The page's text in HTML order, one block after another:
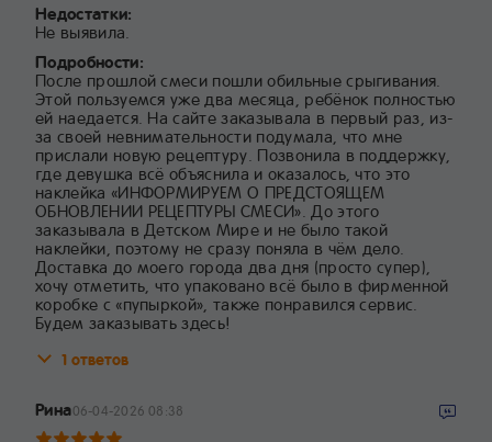
Недостатки:
Не выявила.
Подробности:
После прошлой смеси пошли обильные срыгивания.
Этой пользуемся уже два месяца, ребёнок полностью
ей наедается. На сайте заказывала в первый раз, из-
за своей невнимательности подумала, что мне
прислали новую рецептуру. Позвонила в поддержку,
где девушка всё объяснила и оказалось, что это
наклейка «ИНФОРМИРУЕМ О ПРЕДСТОЯЩЕМ
ОБНОВЛЕНИИ РЕЦЕПТУРЫ СМЕСИ». До этого
заказывала в Детском Мире и не было такой
наклейки, поэтому не сразу поняла в чём дело.
Доставка до моего города два дня (просто супер),
хочу отметить, что упаковано всё было в фирменной
коробке с «пупыркой», также понравился сервис.
Будем заказывать здесь!
1 ответов
Рина06-04-2026 08:38